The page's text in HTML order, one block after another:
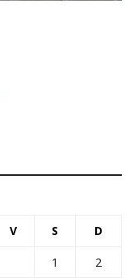
V S D
1 2